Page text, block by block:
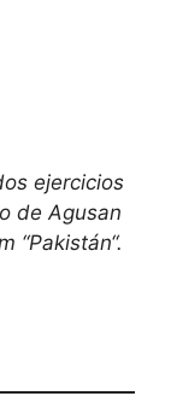
ejercicios
de Agusan
“Pakistán“.